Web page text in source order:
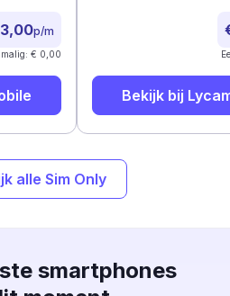
p/m
€ 0,00
Bekijk bij
alle Sim Only
smartphones